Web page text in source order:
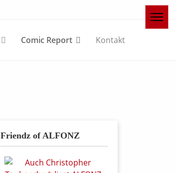
Comic Report Kontakt
Friendz of ALFONZ